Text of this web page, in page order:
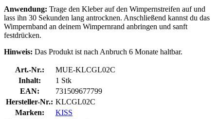
Anwendung: Trage den Kleber auf den Wimpernstreifen auf und
lass ihn 30 Sekunden lang antrocknen. Anschließend kannst du das
Wimpernband an deinem Wimpernrand anbringen und sanft
festdrücken.
Hinweis: Das Produkt ist nach Anbruch 6 Monate haltbar.
Art.-Nr.:
MUE-KLCGL02C
Inhalt:
1 Stk
EAN:
731509677799
Hersteller-Nr.: KLCGL02C
Marken:
KISS